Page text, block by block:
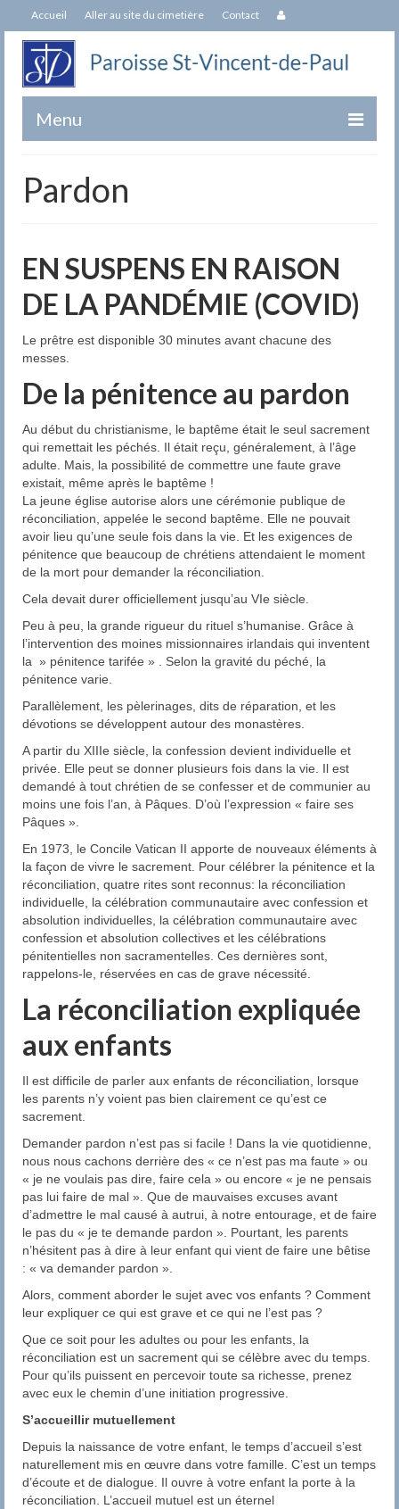
Accueil Aller au site du cimetière Contact
Menu
Équipe
Histoire de l’Église Saint-Vincent-de-Paul
Livre du 250e
Historique de nos Curés
Sacrements
Baptême
Catéchèse
Première Communion
Confirmation
Le Personnel Pastoral
Mariage
Pardon
Onction des Malades
Funérailles
Pastorale
Le Conseil Paroissial de Pastorale (C.P.P.)
Le Comité de Liturgie
Le Comité d’Initiation Chrétienne (C.I.C.)
Prières
Eucharistie
Les Prières de l’Église
La Chapelle d’Adoration
Horaire des Messes
Faire un don
Pardon
EN SUSPENS EN RAISON
DE LA PANDÉMIE (COVID)
Le prêtre est disponible 30 minutes avant chacune des
messes.
De la pénitence au pardon
Au début du christianisme, le baptême était le seul sacrement
qui remettait les péchés. Il était reçu, généralement, à l’âge
adulte. Mais, la possibilité de commettre une faute grave
existait, même après le baptême !
La jeune église autorise alors une cérémonie publique de
réconciliation, appelée le second baptême. Elle ne pouvait
avoir lieu qu’une seule fois dans la vie. Et les exigences de
pénitence que beaucoup de chrétiens attendaient le moment
de la mort pour demander la réconciliation.
Cela devait durer officiellement jusqu’au VIe siècle.
Peu à peu, la grande rigueur du rituel s’humanise. Grâce à
l’intervention des moines missionnaires irlandais qui inventent
la » pénitence tarifée » . Selon la gravité du péché, la
pénitence varie.
Parallèlement, les pèlerinages, dits de réparation, et les
dévotions se développent autour des monastères.
A partir du XIIIe siècle, la confession devient individuelle et
privée. Elle peut se donner plusieurs fois dans la vie. Il est
demandé à tout chrétien de se confesser et de communier au
moins une fois l’an, à Pâques. D’où l’expression « faire ses
Pâques ».
En 1973, le Concile Vatican II apporte de nouveaux éléments à
la façon de vivre le sacrement. Pour célébrer la pénitence et la
réconciliation, quatre rites sont reconnus: la réconciliation
individuelle, la célébration communautaire avec confession et
absolution individuelles, la célébration communautaire avec
confession et absolution collectives et les célébrations
pénitentielles non sacramentelles. Ces dernières sont,
rappelons-le, réservées en cas de grave nécessité.
La réconciliation expliquée
aux enfants
Il est difficile de parler aux enfants de réconciliation, lorsque
les parents n’y voient pas bien clairement ce qu’est ce
sacrement.
Demander pardon n’est pas si facile ! Dans la vie quotidienne,
nous nous cachons derrière des « ce n’est pas ma faute » ou
« je ne voulais pas dire, faire cela » ou encore « je ne pensais
pas lui faire de mal ». Que de mauvaises excuses avant
d’admettre le mal causé à autrui, à notre entourage, et de faire
le pas du « je te demande pardon ». Pourtant, les parents
n’hésitent pas à dire à leur enfant qui vient de faire une bêtise
: « va demander pardon ».
Alors, comment aborder le sujet avec vos enfants ? Comment
leur expliquer ce qui est grave et ce qui ne l’est pas ?
Que ce soit pour les adultes ou pour les enfants, la
réconciliation est un sacrement qui se célèbre avec du temps.
Pour qu’ils puissent en percevoir toute sa richesse, prenez
avec eux le chemin d’une initiation progressive.
S’accueillir mutuellement
Depuis la naissance de votre enfant, le temps d’accueil s’est
naturellement mis en œuvre dans votre famille. C’est un temps
d’écoute et de dialogue. Il ouvre à votre enfant la porte à la
réconciliation. L’accueil mutuel est un éternel